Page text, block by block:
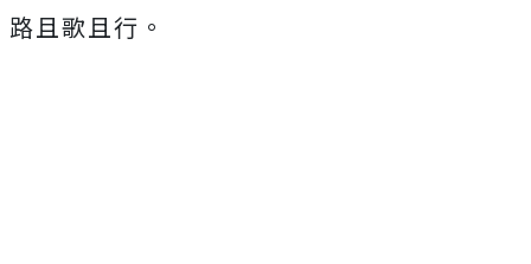
路且歌且行。